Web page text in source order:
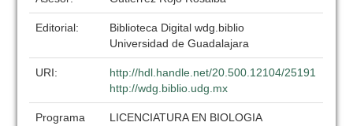
Editorial:
Biblioteca Digital wdg.biblio
Universidad de Guadalajara
URI:
http://hdl.handle.net/20.500.12104/25191
http://wdg.biblio.udg.mx
Programa
LICENCIATURA EN BIOLOGIA